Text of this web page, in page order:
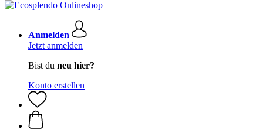
Anmelden
Jetzt anmelden
Bist du neu hier?
Konto erstellen